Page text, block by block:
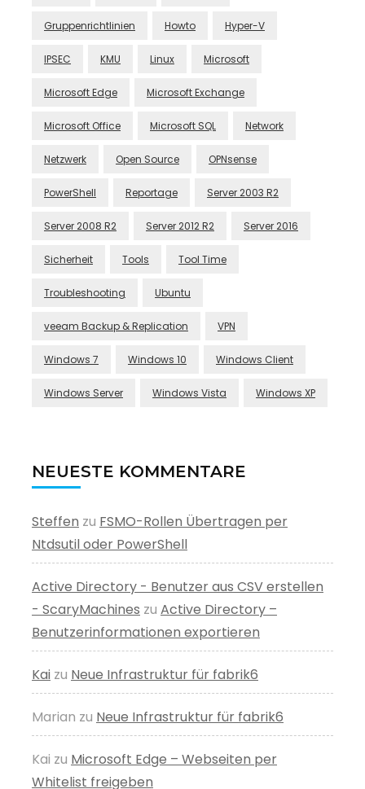
Gruppenrichtlinien Howto Hyper-V
IPSEC KMU Linux Microsoft
Microsoft Edge Microsoft Exchange
Microsoft Office Microsoft SQL Network
Netzwerk Open Source OPNsense
PowerShell Reportage Server 2003 R2
Server 2008 R2 Server 2012 R2 Server 2016
Sicherheit Tools Tool Time
Troubleshooting Ubuntu
veeam Backup & Replication VPN
Windows 7 Windows 10 Windows Client
Windows Server Windows Vista Windows XP
NEUESTE KOMMENTARE
Steffen zu FSMO-Rollen Übertragen per
Ntdsutil oder PowerShell
Active Directory - Benutzer aus CSV erstellen
- ScaryMachines zu Active Directory –
Benutzerinformationen exportieren
Kai zu Neue Infrastruktur für fabrik6
Marian zu Neue Infrastruktur für fabrik6
Kai zu Microsoft Edge – Webseiten per
Whitelist freigeben